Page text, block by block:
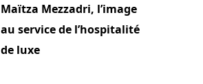
Maïtza Mezzadri, l’image
au service de l’hospitalité
de luxe